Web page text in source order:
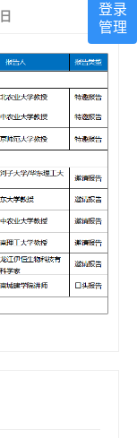
登录
管理